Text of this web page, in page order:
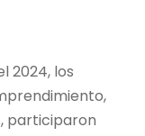
2024, los
participaron